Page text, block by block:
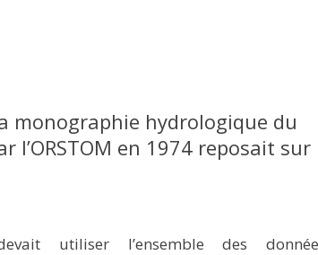
monographie hydrologique du
l’ORSTOM en 1974 reposait sur
utiliser l’ensemble des